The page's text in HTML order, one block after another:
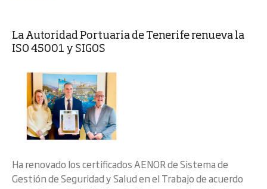
La Autoridad Portuaria de Tenerife renueva la
ISO 45001 y SIGOS
Ha renovado los certificados AENOR de Sistema de
Gestión de Seguridad y Salud en el Trabajo de acuerdo